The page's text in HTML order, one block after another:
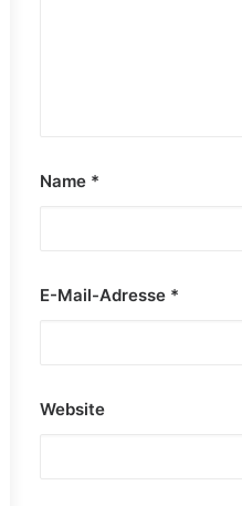
Name *
E-Mail-Adresse *
Website